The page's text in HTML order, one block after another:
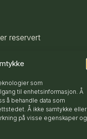
som
til enhetsinformasjon. Å
å behandle data som
Å ikke samtykke eller
på visse egenskaper og
reservert